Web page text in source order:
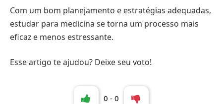
Com um bom planejamento e estratégias adequadas,
estudar para medicina se torna um processo mais
eficaz e menos estressante.
Esse artigo te ajudou? Deixe seu voto!
0 - 0